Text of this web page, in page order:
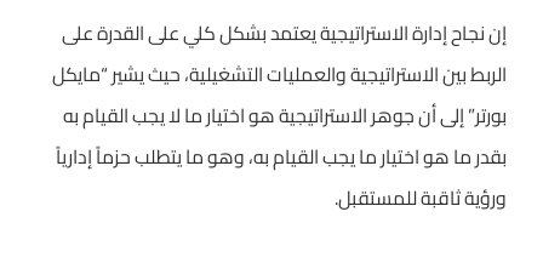
إن نجاح إدارة الاستراتيجية يعتمد بشكل كلي على القدرة على
الربط بين الاستراتيجية والعمليات التشغيلية، حيث يشير “مايكل
بورتر” إلى أن جوهر الاستراتيجية هو اختيار ما لا يجب القيام به
بقدر ما هو اختيار ما يجب القيام به، وهو ما يتطلب حزماً إدارياً
ورؤية ثاقبة للمستقبل.